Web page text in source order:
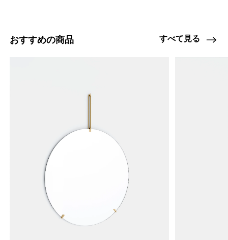
おすすめの商品 すべて見る